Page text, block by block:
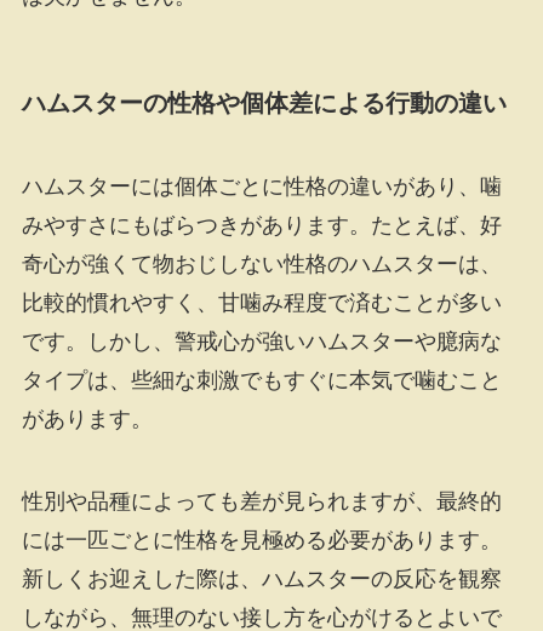
ハムスターの性格や個体差による行動の違い
ハムスターには個体ごとに性格の違いがあり、噛
みやすさにもばらつきがあります。たとえば、好
奇心が強くて物おじしない性格のハムスターは、
比較的慣れやすく、甘噛み程度で済むことが多い
です。しかし、警戒心が強いハムスターや臆病な
タイプは、些細な刺激でもすぐに本気で噛むこと
があります。
性別や品種によっても差が見られますが、最終的
には一匹ごとに性格を見極める必要があります。
新しくお迎えした際は、ハムスターの反応を観察
しながら、無理のない接し方を心がけるとよいで